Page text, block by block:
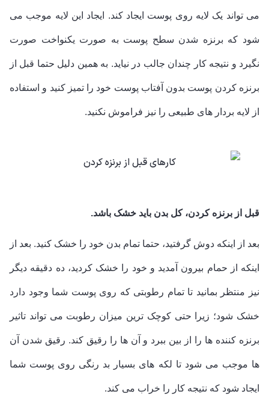
می تواند یک لایه روی پوست ایجاد کند. ایجاد این لایه موجب می
شود که برنزه شدن سطح پوست به صورت یکنواخت صورت
نگیرد و نتیجه کار چندان جالب در نیاید. به همین دلیل حتما قبل از
برنزه کردن پوست بدون آفتاب پوست خود را تمیز کنید و استفاده
از لایه بردار های طبیعی را نیز فراموش نکنید.
قبل از برنزه کردن، کل بدن باید خشک باشد.
بعد از اینکه دوش گرفتید، حتما تمام بدن خود را خشک کنید. بعد از
اینکه از حمام بیرون آمدید و خود را خشک کردید، ده دقیقه دیگر
نیز منتظر بمانید تا تمام رطوبتی که روی پوست شما وجود دارد
خشک شود؛ زیرا حتی کوچک ترین میزان رطوبت می تواند تاثیر
برنزه کننده ها را از بین ببرد و آن ها را رقیق کند. رقیق شدن آن
ها موجب می شود تا لکه های بسیار بد رنگی روی پوست شما
ایجاد شود که نتیجه کار را خراب می کند.